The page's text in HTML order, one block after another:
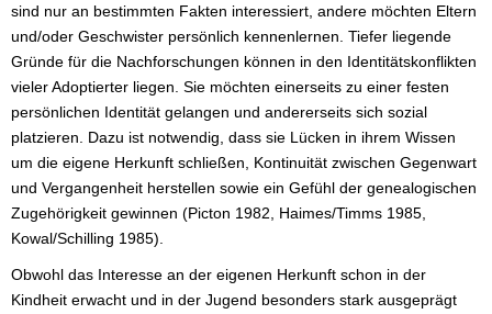
sind nur an bestimmten Fakten interessiert, andere möchten Eltern
und/oder Geschwister persönlich kennenlernen. Tiefer liegende
Gründe für die Nachforschungen können in den Identitätskonflikten
vieler Adoptierter liegen. Sie möchten einerseits zu einer festen
persönlichen Identität gelangen und andererseits sich sozial
platzieren. Dazu ist notwendig, dass sie Lücken in ihrem Wissen
um die eigene Herkunft schließen, Kontinuität zwischen Gegenwart
und Vergangenheit herstellen sowie ein Gefühl der genealogischen
Zugehörigkeit gewinnen (Picton 1982, Haimes/Timms 1985,
Kowal/Schilling 1985).
Obwohl das Interesse an der eigenen Herkunft schon in der
Kindheit erwacht und in der Jugend besonders stark ausgeprägt